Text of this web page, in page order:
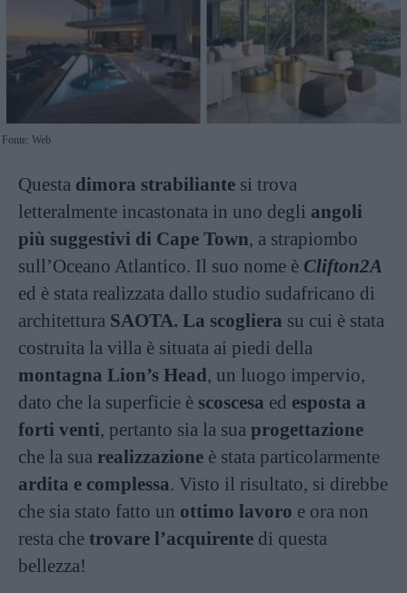
Fonte: Web
Questa dimora strabiliante si trova
letteralmente incastonata in uno degli angoli
più suggestivi di Cape Town, a strapiombo
sull’Oceano Atlantico. Il suo nome è Clifton2A
ed è stata realizzata dallo studio sudafricano di
architettura SAOTA. La scogliera su cui è stata
costruita la villa è situata ai piedi della
montagna Lion’s Head, un luogo impervio,
dato che la superficie è scoscesa ed esposta a
forti venti, pertanto sia la sua progettazione
che la sua realizzazione è stata particolarmente
ardita e complessa. Visto il risultato, si direbbe
che sia stato fatto un ottimo lavoro e ora non
resta che trovare l’acquirente di questa
bellezza!